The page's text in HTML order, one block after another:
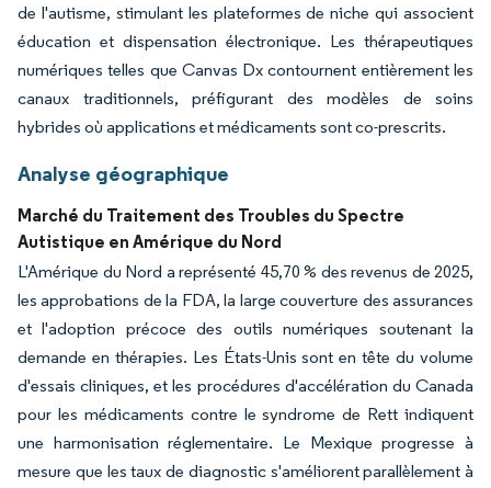
de l'autisme, stimulant les plateformes de niche qui associent
éducation et dispensation électronique. Les thérapeutiques
numériques telles que Canvas Dx contournent entièrement les
canaux traditionnels, préfigurant des modèles de soins
hybrides où applications et médicaments sont co-prescrits.
Analyse géographique
Marché du Traitement des Troubles du Spectre
Autistique en Amérique du Nord
L'Amérique du Nord a représenté 45,70 % des revenus de 2025,
les approbations de la FDA, la large couverture des assurances
et l'adoption précoce des outils numériques soutenant la
demande en thérapies. Les États-Unis sont en tête du volume
d'essais cliniques, et les procédures d'accélération du Canada
pour les médicaments contre le syndrome de Rett indiquent
une harmonisation réglementaire. Le Mexique progresse à
mesure que les taux de diagnostic s'améliorent parallèlement à